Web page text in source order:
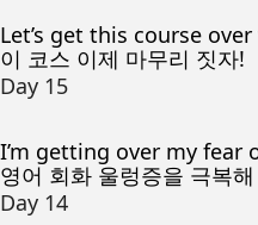
Let’s get this course
이 코스 이제 마무리 짓자!
Day 15
I’m getting over my fear
영어 회화 울렁증을 극복
Day 14